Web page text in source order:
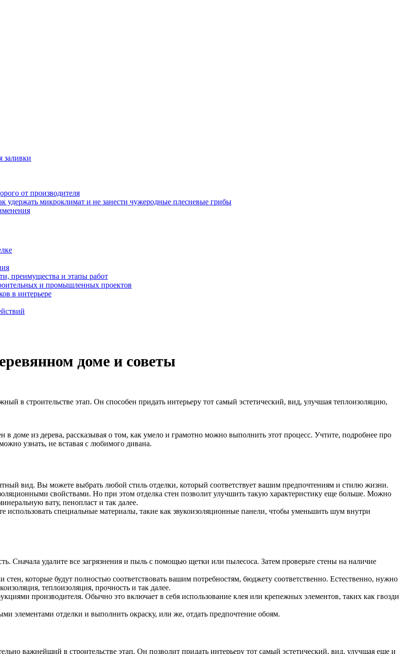
заливки
от производителя
удержать микроклимат и не занести чужеродные плесневые грибы
преимущества и этапы работ
и промышленных проектов
в интерьере
доме и советы
в строительстве этап. Он способен придать интерьеру тот самый эстетический, вид, улучшая теплоизоляцию,
в доме из дерева, рассказывая о том, как умело и грамотно можно выполнить этот процесс. Учтите, подробнее про
узнать, не вставая с любимого дивана.
вид. Вы можете выбрать любой стиль отделки, который соответствует вашим предпочтениям и стилю жизни.
свойствами. Но при этом отделка стен позволит улучшить такую характеристику еще больше. Можно
вату, пенопласт и так далее.
специальные материалы, такие как звукоизоляционные панели, чтобы уменьшить шум внутри
Сначала удалите все загрязнения и пыль с помощью щетки или пылесоса. Затем проверьте стены на наличие
которые будут полностью соответствовать вашим потребностям, бюджету соответственно. Естественно, нужно
теплоизоляция, прочность и так далее.
производителя. Обычно это включает в себя использование клея или крепежных элементов, таких как гвозди
элементами отделки и выполнить окраску, или же, отдать предпочтение обоям.
важнейший в строительстве этап. Он позволит придать интерьеру тот самый эстетический, вид, улучшая еще и